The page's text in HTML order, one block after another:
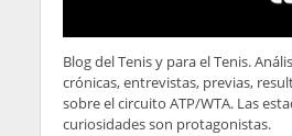
Blog del Tenis y para el Tenis.
crónicas, entrevistas, previas,
sobre el circuito ATP/WTA. Las
curiosidades son protagonistas.